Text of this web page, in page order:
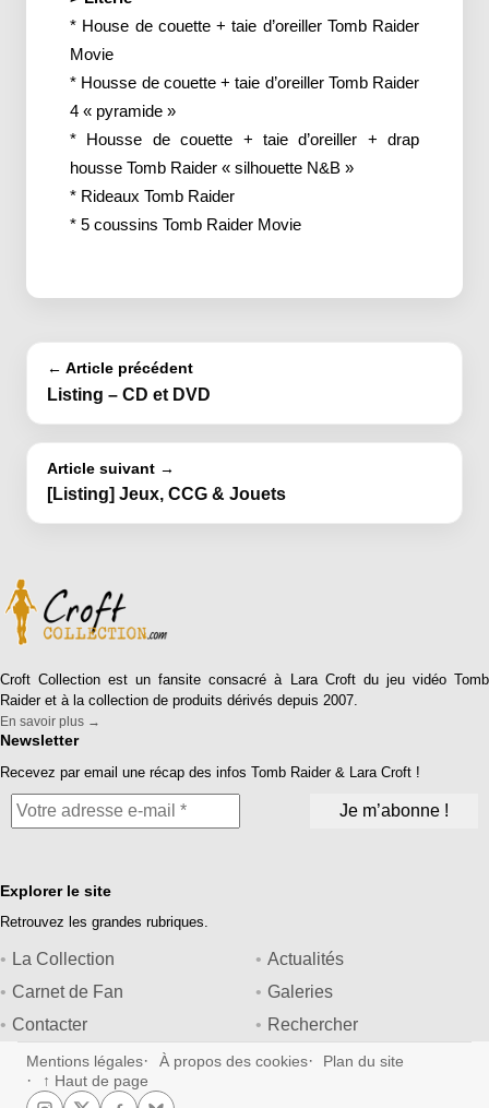
* House de couette + taie d’oreiller Tomb Raider
Movie
* Housse de couette + taie d’oreiller Tomb Raider
4 « pyramide »
* Housse de couette + taie d’oreiller + drap
housse Tomb Raider « silhouette N&B »
* Rideaux Tomb Raider
* 5 coussins Tomb Raider Movie
← Article précédent
Listing – CD et DVD
Article suivant →
[Listing] Jeux, CCG & Jouets
Croft Collection est un fansite consacré à Lara Croft du jeu vidéo Tomb
Raider et à la collection de produits dérivés depuis 2007.
En savoir plus →
Newsletter
Recevez par email une récap des infos Tomb Raider & Lara Croft !
Explorer le site
Retrouvez les grandes rubriques.
La Collection
Actualités
Carnet de Fan
Galeries
Contacter
Rechercher
Mentions légales À propos des cookies
Plan du site
↑ Haut de page